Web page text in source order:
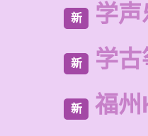
新 学
新 学
新 福州